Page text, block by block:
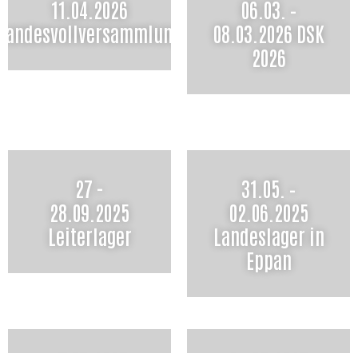
11.04.2026
06.03. –
08.03.2026 DSK
2026
27 -
28.09.2025
Leiterlager
31.05. –
02.06.2025
Landeslager in
Eppan